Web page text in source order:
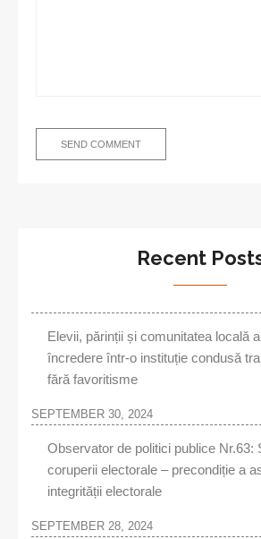
Recent
Elevii, părinții și comunitatea locală
încredere într-o instituție condusă
fără favoritisme
SEPTEMBER 30, 2024
Observator de politici publice Nr.63:
coruperii electorale – precondiție a
integrității electorale
SEPTEMBER 28, 2024